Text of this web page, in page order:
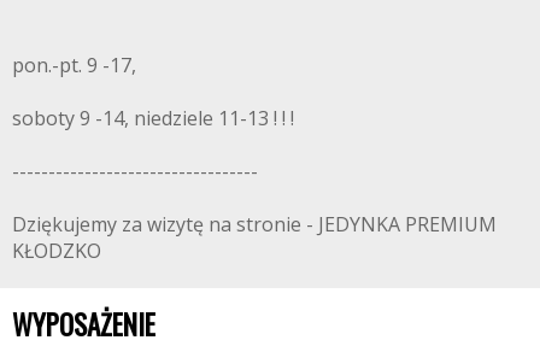
pon.-pt. 9 -17,
soboty 9 -14, niedziele 11-13 ! ! !
----------------------------------
Dziękujemy za wizytę na stronie - JEDYNKA PREMIUM
KŁODZKO
WYPOSAŻENIE